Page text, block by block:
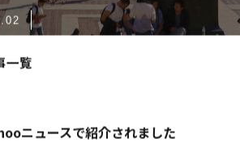
一覧
ニュースで紹介されました